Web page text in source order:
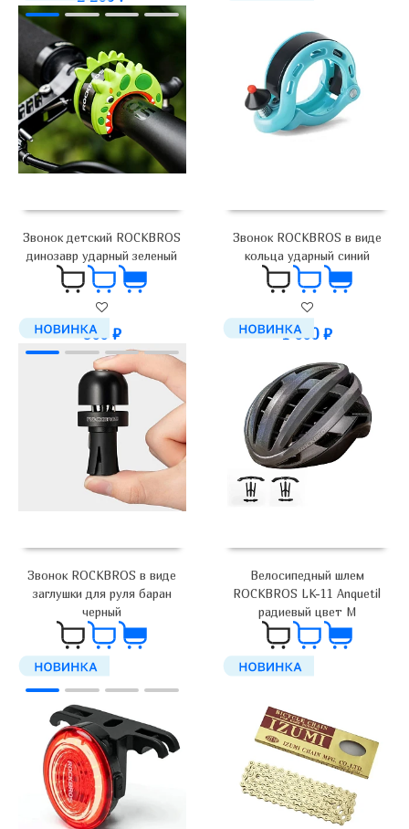
Звонок детский ROCKBROS
динозавр ударный зеленый
900₽
Звонок ROCKBROS в виде
кольца ударный синий
1 000₽
Звонок ROCKBROS в виде
заглушки для руля баран
черный
1 100₽
Велосипедный шлем
ROCKBROS LK-11 Anquetil
радиевый цвет M